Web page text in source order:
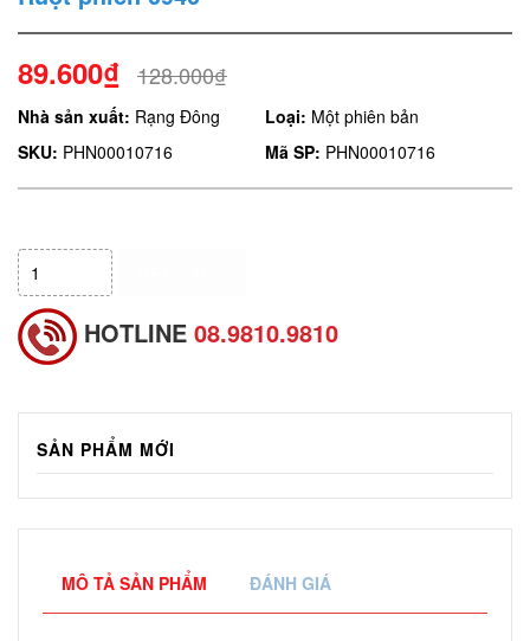
89.600₫ 128.000₫
Nhà sản xuất: Rạng Đông Loại: Một phiên bản
SKU: PHN00010716 Mã SP: PHN00010716
HOTLINE 08.9810.9810
SẢN PHẨM MỚI
MÔ TẢ SẢN PHẨM ĐÁNH GIÁ